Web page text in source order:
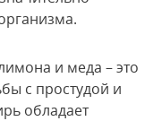
и меда – это
с простудой и
обладает